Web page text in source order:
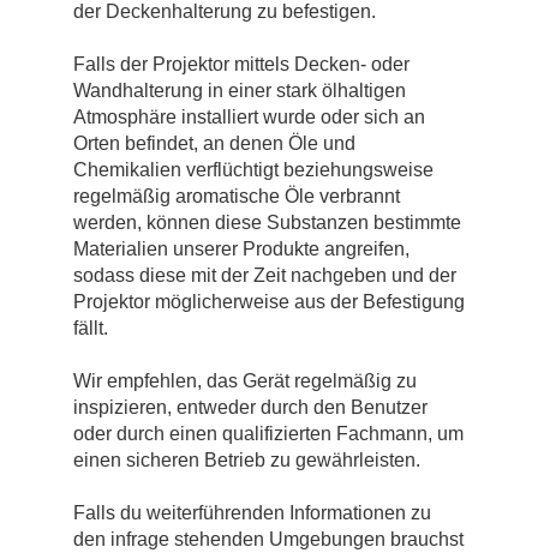
der Deckenhalterung zu befestigen.
Falls der Projektor mittels Decken- oder
Wandhalterung in einer stark ölhaltigen
Atmosphäre installiert wurde oder sich an
Orten befindet, an denen Öle und
Chemikalien verflüchtigt beziehungsweise
regelmäßig aromatische Öle verbrannt
werden, können diese Substanzen bestimmte
Materialien unserer Produkte angreifen,
sodass diese mit der Zeit nachgeben und der
Projektor möglicherweise aus der Befestigung
fällt.
Wir empfehlen, das Gerät regelmäßig zu
inspizieren, entweder durch den Benutzer
oder durch einen qualifizierten Fachmann, um
einen sicheren Betrieb zu gewährleisten.
Falls du weiterführenden Informationen zu
den infrage stehenden Umgebungen brauchst